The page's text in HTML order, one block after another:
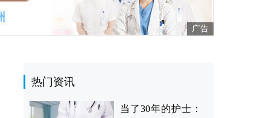
热门资讯
当了30年的护士：